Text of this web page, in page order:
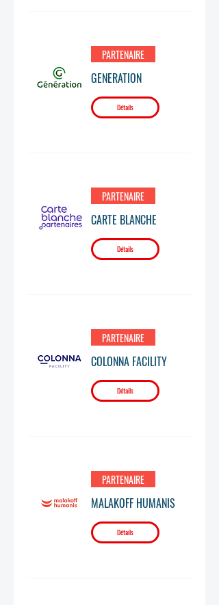
PARTENAIRE
GENERATION
Détails
PARTENAIRE
CARTE BLANCHE
Détails
PARTENAIRE
COLONNA FACILITY
Détails
PARTENAIRE
MALAKOFF HUMANIS
Détails